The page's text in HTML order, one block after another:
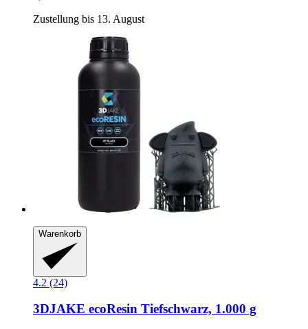
Zustellung bis 13. August
Warenkorb
4.2 (24)
3DJAKE ecoResin Tiefschwarz, 1.000 g